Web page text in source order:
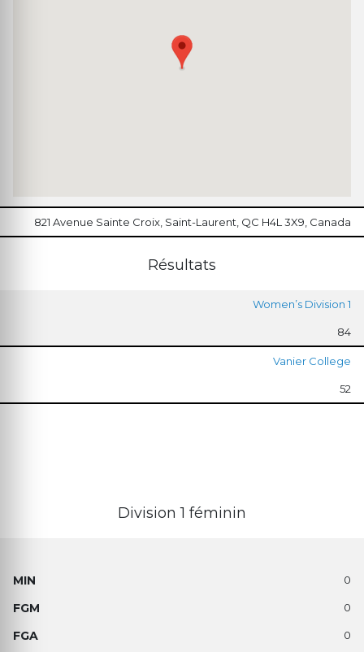
821 Avenue Sainte Croix, Saint-Laurent, QC H4L 3X9, Canada
Résultats
Women’s Division 1
84
Vanier College
52
Division 1 féminin
0
0
0